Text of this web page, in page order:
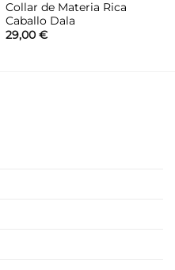
Collar de Materia Rica
Caballo Dala
29,00 €